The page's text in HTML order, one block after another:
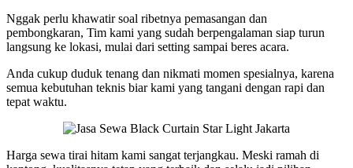
Nggak perlu khawatir soal ribetnya pemasangan dan
pembongkaran, Tim kami yang sudah berpengalaman siap turun
langsung ke lokasi, mulai dari setting sampai beres acara.
Anda cukup duduk tenang dan nikmati momen spesialnya, karena
semua kebutuhan teknis biar kami yang tangani dengan rapi dan
tepat waktu.
Harga sewa tirai hitam kami sangat terjangkau. Meski ramah di